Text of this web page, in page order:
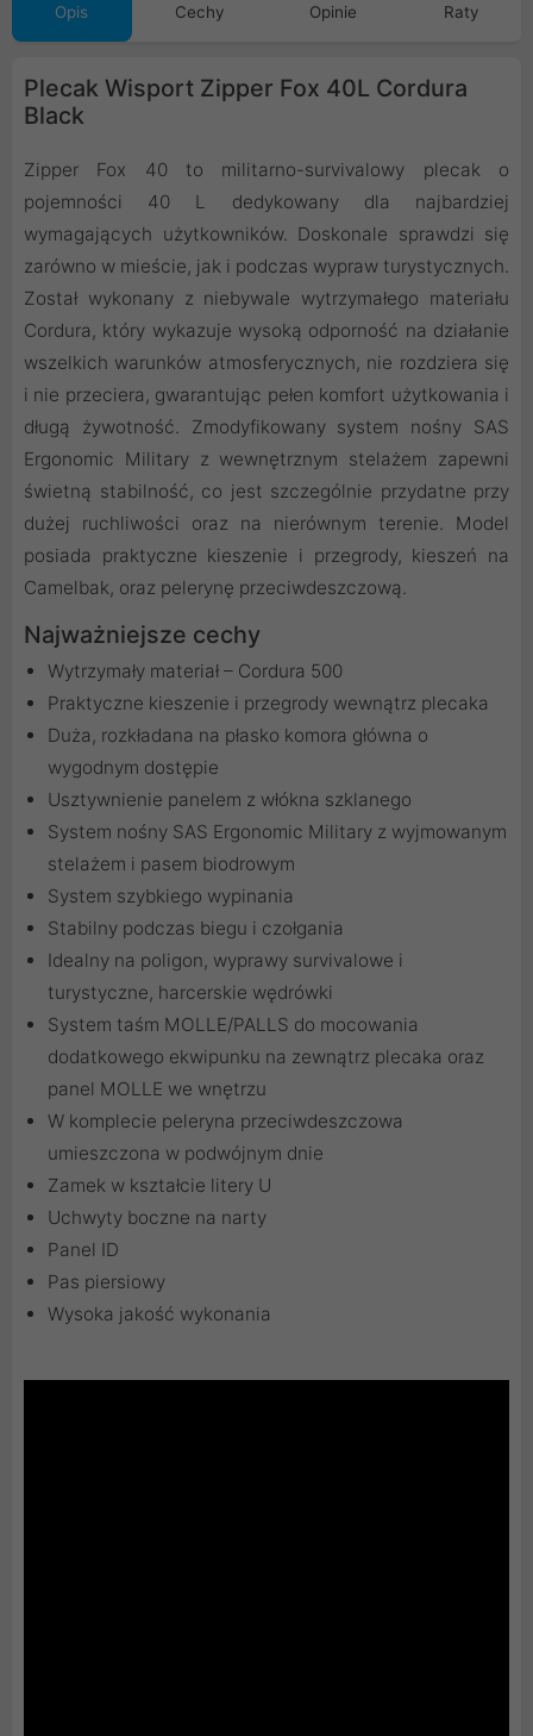
Opis Cechy Opinie Raty
Plecak Wisport Zipper Fox 40L Cordura
Black
Zipper Fox 40 to militarno-survivalowy plecak o
pojemności 40 L dedykowany dla najbardziej
wymagających użytkowników. Doskonale sprawdzi się
zarówno w mieście, jak i podczas wypraw turystycznych.
Został wykonany z niebywale wytrzymałego materiału
Cordura, który wykazuje wysoką odporność na działanie
wszelkich warunków atmosferycznych, nie rozdziera się
i nie przeciera, gwarantując pełen komfort użytkowania i
długą żywotność. Zmodyfikowany system nośny SAS
Ergonomic Military z wewnętrznym stelażem zapewni
świetną stabilność, co jest szczególnie przydatne przy
dużej ruchliwości oraz na nierównym terenie. Model
posiada praktyczne kieszenie i przegrody, kieszeń na
Camelbak, oraz pelerynę przeciwdeszczową.
Najważniejsze cechy
Wytrzymały materiał – Cordura 500
Praktyczne kieszenie i przegrody wewnątrz plecaka
Duża, rozkładana na płasko komora główna o
wygodnym dostępie
Usztywnienie panelem z włókna szklanego
System nośny SAS Ergonomic Military z wyjmowanym
stelażem i pasem biodrowym
System szybkiego wypinania
Stabilny podczas biegu i czołgania
Idealny na poligon, wyprawy survivalowe i
turystyczne, harcerskie wędrówki
System taśm MOLLE/PALLS do mocowania
dodatkowego ekwipunku na zewnątrz plecaka oraz
panel MOLLE we wnętrzu
W komplecie peleryna przeciwdeszczowa
umieszczona w podwójnym dnie
Zamek w kształcie litery U
Uchwyty boczne na narty
Panel ID
Pas piersiowy
Wysoka jakość wykonania